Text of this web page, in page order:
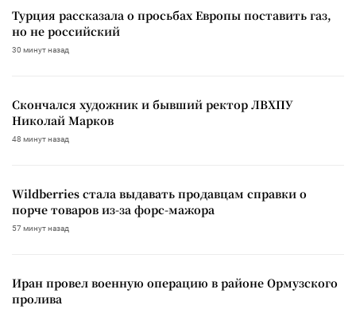
Турция рассказала о просьбах Европы поставить газ,
но не российский
30 минут назад
Скончался художник и бывший ректор ЛВХПУ
Николай Марков
48 минут назад
Wildberries стала выдавать продавцам справки о
порче товаров из-за форс-мажора
57 минут назад
Иран провел военную операцию в районе Ормузского
пролива